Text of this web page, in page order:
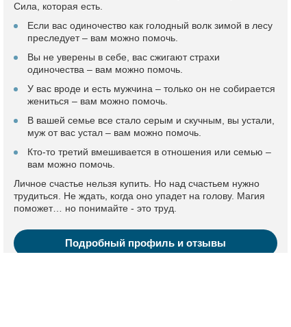
Сила, которая есть.
Если вас одиночество как голодный волк зимой в лесу
преследует – вам можно помочь.
Вы не уверены в себе, вас сжигают страхи
одиночества – вам можно помочь.
У вас вроде и есть мужчина – только он не собирается
жениться – вам можно помочь.
В вашей семье все стало серым и скучным, вы устали,
муж от вас устал – вам можно помочь.
Кто-то третий вмешивается в отношения или семью –
вам можно помочь.
Личное счастье нельзя купить. Но над счастьем нужно
трудиться. Не ждать, когда оно упадет на голову. Магия
поможет… но понимайте - это труд.
Подробный профиль и отзывы